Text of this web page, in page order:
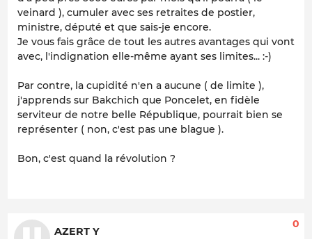
veinard ), cumuler avec ses retraites de postier,
ministre, député et que sais-je encore.
Je vous fais grâce de tout les autres avantages qui vont
avec, l'indignation elle-même ayant ses limites... :-)
Par contre, la cupidité n'en a aucune ( de limite ),
j'apprends sur Bakchich que Poncelet, en fidèle
serviteur de notre belle République, pourrait bien se
représenter ( non, c'est pas une blague ).
Bon, c'est quand la révolution ?
AZERT Y
0